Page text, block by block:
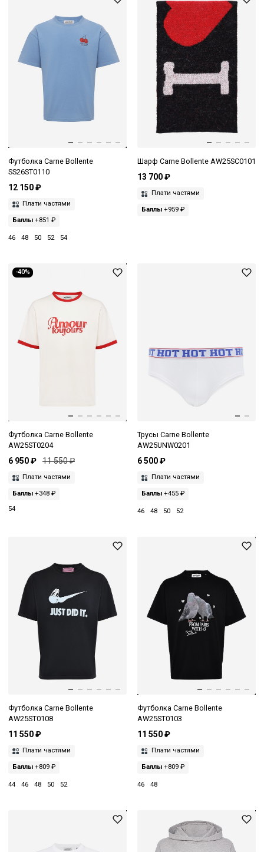
Футболка Carne Bollente
SS26ST0110
12 150 ₽
Плати частями
Баллы +851 ₽
46 48 50 52 54
Шарф Carne Bollente AW25SC0101
13 700 ₽
Плати частями
Баллы+959 ₽
-40%
Футболка Carne Bollente
AW25ST0204
6 950 ₽ 11 550 ₽
Плати частями
Баллы +348 ₽
54
Трусы Carne Bollente
AW25UNW0201
6 500 ₽
Плати частями
Баллы+455 ₽
46 48 50 52
Футболка Carne Bollente
AW25ST0108
11 550 ₽
Плати частями
Баллы +809 ₽
44 46 48 50 52
Футболка Carne Bollente
AW25ST0103
11 550 ₽
Плати частями
Баллы+809 ₽
46 48